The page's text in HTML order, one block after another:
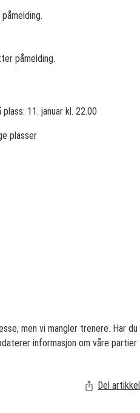
påmelding.
11. januar kl. 22.00
plasser
men vi mangler trenere. Har du
informasjon om våre partier
Del artikkel